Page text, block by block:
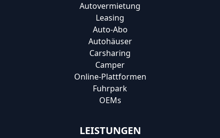
Autovermietung
Leasing
Auto-Abo
Autohäuser
Carsharing
Camper
Online-Plattformen
Fuhrpark
OEMs
LEISTUNGEN